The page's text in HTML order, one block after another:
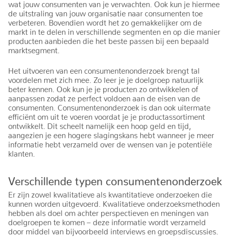
wat jouw consumenten van je verwachten. Ook kun je hiermee
de uitstraling van jouw organisatie naar consumenten toe
verbeteren. Bovendien wordt het zo gemakkelijker om de
markt in te delen in verschillende segmenten en op die manier
producten aanbieden die het beste passen bij een bepaald
marktsegment.
Het uitvoeren van een consumentenonderzoek brengt tal
voordelen met zich mee. Zo leer je je doelgroep natuurlijk
beter kennen. Ook kun je je producten zo ontwikkelen of
aanpassen zodat ze perfect voldoen aan de eisen van de
consumenten. Consumentenonderzoek is dan ook uitermate
efficiënt om uit te voeren voordat je je productassortiment
ontwikkelt. Dit scheelt namelijk een hoop geld en tijd,
aangezien je een hogere slagingskans hebt wanneer je meer
informatie hebt verzameld over de wensen van je potentiële
klanten.
Verschillende typen consumentenonderzoek
Er zijn zowel kwalitatieve als kwantitatieve onderzoeken die
kunnen worden uitgevoerd. Kwalitatieve onderzoeksmethoden
hebben als doel om achter perspectieven en meningen van
doelgroepen te komen – deze informatie wordt verzameld
door middel van bijvoorbeeld interviews en groepsdiscussies.